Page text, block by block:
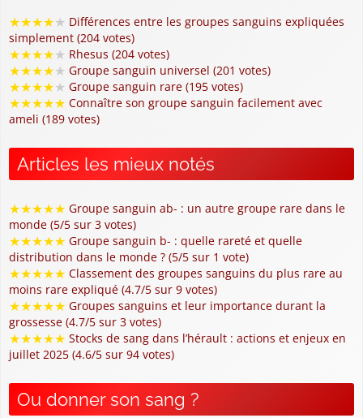
★★★★★ Différences entre les groupes sanguins expliquées
simplement (204 votes)
★★★★★ Rhesus (204 votes)
★★★★★ Groupe sanguin universel (201 votes)
★★★★★ Groupe sanguin rare (195 votes)
★★★★★ Connaître son groupe sanguin facilement avec
ameli (189 votes)
Articles les mieux notés
★★★★★ Groupe sanguin ab- : un autre groupe rare dans le
monde (5/5 sur 3 votes)
★★★★★ Groupe sanguin b- : quelle rareté et quelle
distribution dans le monde ? (5/5 sur 1 vote)
★★★★★ Classement des groupes sanguins du plus rare au
moins rare expliqué (4.7/5 sur 9 votes)
★★★★★ Groupes sanguins et leur importance durant la
grossesse (4.7/5 sur 3 votes)
★★★★★ Stocks de sang dans l’hérault : actions et enjeux en
juillet 2025 (4.6/5 sur 94 votes)
Ou donner son sang ?